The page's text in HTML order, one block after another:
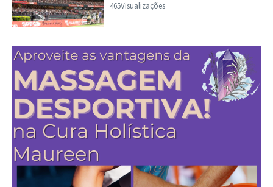
465Visualizações